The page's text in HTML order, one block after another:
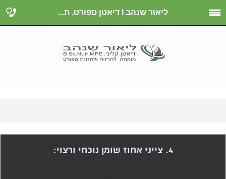
ליאור שנהב I דיאטן ספורט, ת...
4. צייני אחוז שומן נוכחי ורצוי: